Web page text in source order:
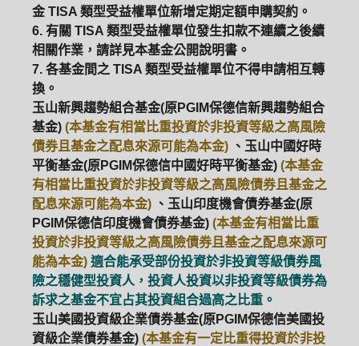
金 TISA 類型受益權單位新增定期定額申購契約。
6. 有關 TISA 類型受益權單位發生扣款不連續之後續
相關作業，請詳見本基金公開說明書。
7. 各基金間之 TISA 類型受益權單位不得申請相互轉
換。
玉山新興趨勢組合基金(原PGIM保德信新興趨勢組合
基金) (本基金有相當比重投資於非投資等級之高風險
債券且基金之配息來源可能為本金) 、玉山中國好時
平衡基金(原PGIM保德信中國好時平衡基金) (本基金
有相當比重投資於非投資等級之高風險債券且基金之
配息來源可能為本金) 、玉山印度機會債券基金(原
PGIM保德信印度機會債券基金) (本基金有相當比重
投資於非投資等級之高風險債券且基金之配息來源可
能為本金) 適合能承受部份投資於非投資等級債券風
險之穩健型投資人，投資人投資以非投資等級債券為
訴求之基金不宜占其投資組合過高之比重。
玉山美國投資級企業債券基金(原PGIM保德信美國投
資級企業債券基金) (本基金有一定比重得投資於非投